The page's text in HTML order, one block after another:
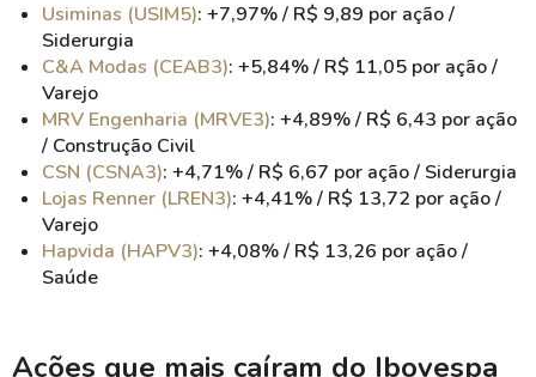
Usiminas (USIM5): +7,97% / R$ 9,89 por ação /
Siderurgia
C&A Modas (CEAB3): +5,84% / R$ 11,05 por ação /
Varejo
MRV Engenharia (MRVE3): +4,89% / R$ 6,43 por ação
/ Construção Civil
CSN (CSNA3): +4,71% / R$ 6,67 por ação / Siderurgia
Lojas Renner (LREN3): +4,41% / R$ 13,72 por ação /
Varejo
Hapvida (HAPV3): +4,08% / R$ 13,26 por ação /
Saúde
Ações que mais caíram do Ibovespa